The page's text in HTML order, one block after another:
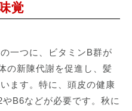
覚
一つに、ビタミンB群が
の新陳代謝を促進し、髪
ます。特に、頭皮の健康
B6などが必要です。秋に